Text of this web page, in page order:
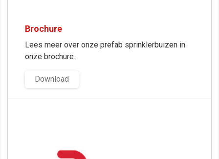
Brochure
Lees meer over onze prefab sprinklerbuizen in
onze brochure.
Download